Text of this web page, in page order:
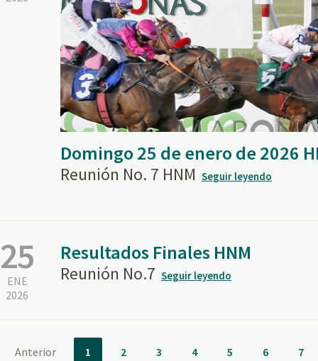
Domingo 25 de enero de 2026
Reunión No. 7 HNM Seguir leyendo
25
ENE
2026
Resultados Finales HNM
Reunión No.7 Seguir leyendo
Anterior 1 2 3 4 5 6
7